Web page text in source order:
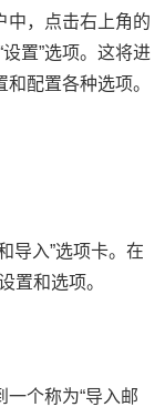
中，点击右上角的
置”选项。这将进
配置各种选项。
导入”选项卡。在
置和选项。
一个称为“导入邮